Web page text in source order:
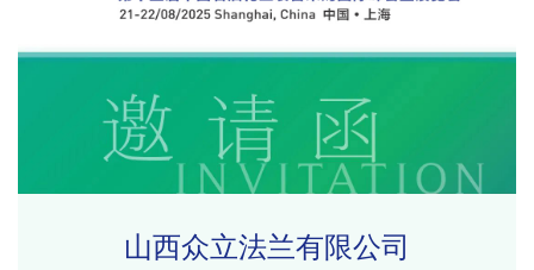
山西众立法兰有限公司